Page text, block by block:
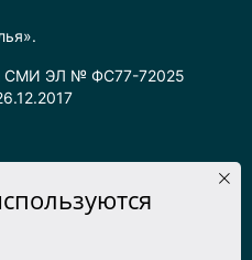
СМИ ЭЛ № ФС77-72025
для лиц старше 16 лет.